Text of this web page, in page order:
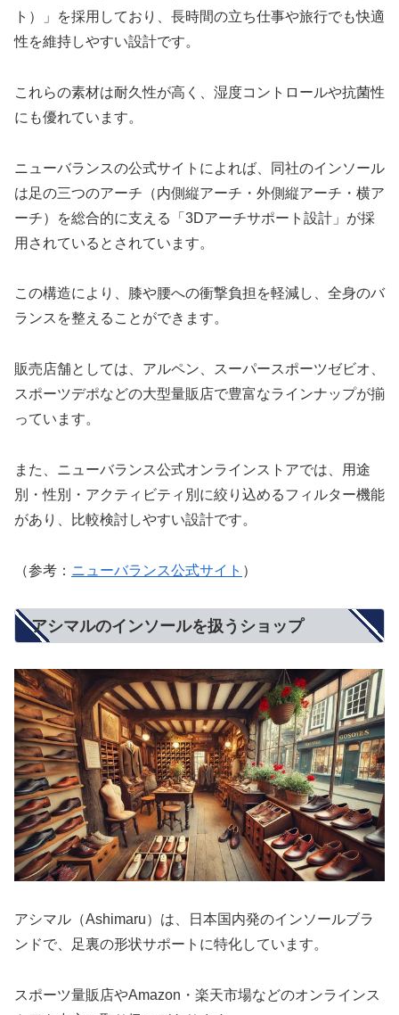
ト）」を採用しており、長時間の立ち仕事や旅行でも快適
性を維持しやすい設計です。
これらの素材は耐久性が高く、湿度コントロールや抗菌性
にも優れています。
ニューバランスの公式サイトによれば、同社のインソール
は足の三つのアーチ（内側縦アーチ・外側縦アーチ・横ア
ーチ）を総合的に支える「3Dアーチサポート設計」が採
用されているとされています。
この構造により、膝や腰への衝撃負担を軽減し、全身のバ
ランスを整えることができます。
販売店舗としては、アルペン、スーパースポーツゼビオ、
スポーツデポなどの大型量販店で豊富なラインナップが揃
っています。
また、ニューバランス公式オンラインストアでは、用途
別・性別・アクティビティ別に絞り込めるフィルター機能
があり、比較検討しやすい設計です。
（参考： ニューバランス公式サイト ）
アシマルのインソールを扱うショップ
アシマル（Ashimaru）は、日本国内発のインソールブラ
ンドで、足裏の形状サポートに特化しています。
スポーツ量販店やAmazon・楽天市場などのオンラインス